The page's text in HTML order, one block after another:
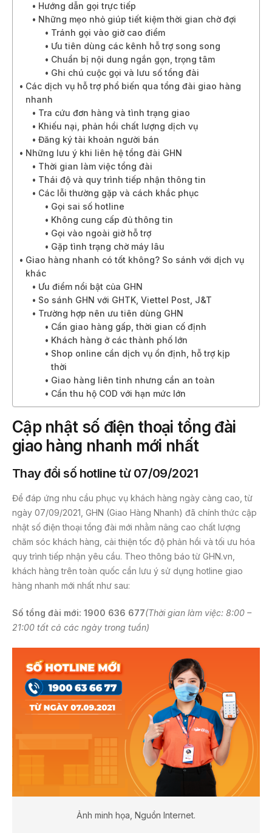
Hướng dẫn gọi trực tiếp
Những mẹo nhỏ giúp tiết kiệm thời gian chờ đợi
Tránh gọi vào giờ cao điểm
Ưu tiên dùng các kênh hỗ trợ song song
Chuẩn bị nội dung ngắn gọn, trọng tâm
Ghi chú cuộc gọi và lưu số tổng đài
Các dịch vụ hỗ trợ phổ biến qua tổng đài giao hàng
nhanh
Tra cứu đơn hàng và tình trạng giao
Khiếu nại, phản hồi chất lượng dịch vụ
Đăng ký tài khoản người bán
Những lưu ý khi liên hệ tổng đài GHN
Thời gian làm việc tổng đài
Thái độ và quy trình tiếp nhận thông tin
Các lỗi thường gặp và cách khắc phục
Gọi sai số hotline
Không cung cấp đủ thông tin
Gọi vào ngoài giờ hỗ trợ
Gặp tình trạng chờ máy lâu
Giao hàng nhanh có tốt không? So sánh với dịch vụ
khác
Ưu điểm nổi bật của GHN
So sánh GHN với GHTK, Viettel Post, J&T
Trường hợp nên ưu tiên dùng GHN
Cần giao hàng gấp, thời gian cố định
Khách hàng ở các thành phố lớn
Shop online cần dịch vụ ổn định, hỗ trợ kịp
thời
Giao hàng liên tỉnh nhưng cần an toàn
Cần thu hộ COD với hạn mức lớn
Cập nhật số điện thoại tổng đài
giao hàng nhanh mới nhất
Thay đổi số hotline từ 07/09/2021
Để đáp ứng nhu cầu phục vụ khách hàng ngày càng cao, từ
ngày 07/09/2021, GHN (Giao Hàng Nhanh) đã chính thức cập
nhật số điện thoại tổng đài mới nhằm nâng cao chất lượng
chăm sóc khách hàng, cải thiện tốc độ phản hồi và tối ưu hóa
quy trình tiếp nhận yêu cầu. Theo thông báo từ GHN.vn,
khách hàng trên toàn quốc cần lưu ý sử dụng hotline giao
hàng nhanh mới nhất như sau:
Số tổng đài mới: 1900 636 677(Thời gian làm việc: 8:00 –
21:00 tất cả các ngày trong tuần)
Ảnh minh họa, Nguồn Internet.